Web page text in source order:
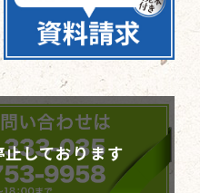
しております